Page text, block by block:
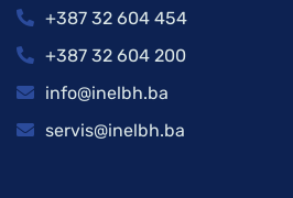
+387 32 604 454
+387 32 604 200
info@inelbh.ba
servis@inelbh.ba